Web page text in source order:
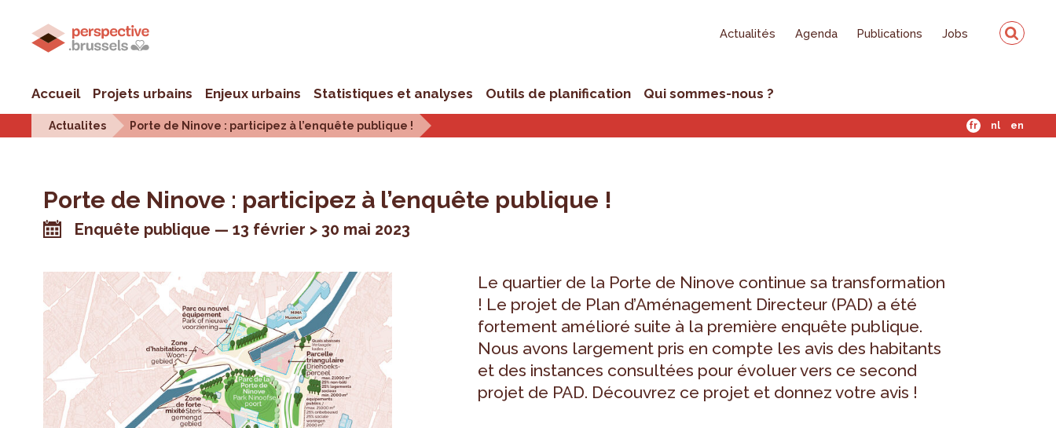
Actualités Agenda Publications Jobs
Accueil Projets urbains Enjeux urbains Statistiques et analyses Outils de planification Qui sommes-nous ?
Actualites Porte de Ninove : participez à l’enquête publique ! fr nl en
Porte de Ninove : participez à l’enquête publique !
Enquête publique 13 février > 30 mai 2023
Le quartier de la Porte de Ninove continue sa transformation
! Le projet de Plan d’Aménagement Directeur (PAD) a été
fortement amélioré suite à la première enquête publique.
Nous avons largement pris en compte les avis des habitants
et des instances consultées pour évoluer vers ce second
projet de PAD. Découvrez ce projet et donnez votre avis !